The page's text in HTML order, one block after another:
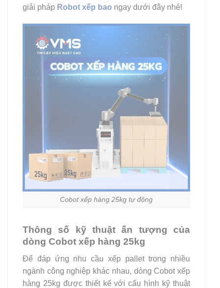
giải pháp Robot xếp bao ngay dưới đây nhé!
Cobot xếp hàng 25kg tự động
Thông số kỹ thuật ấn tượng của
dòng Cobot xếp hàng 25kg
Để đáp ứng nhu cầu xếp pallet trong nhiều
ngành công nghiệp khác nhau, dòng Cobot xếp
hàng 25kg được thiết kế với cấu hình kỹ thuật